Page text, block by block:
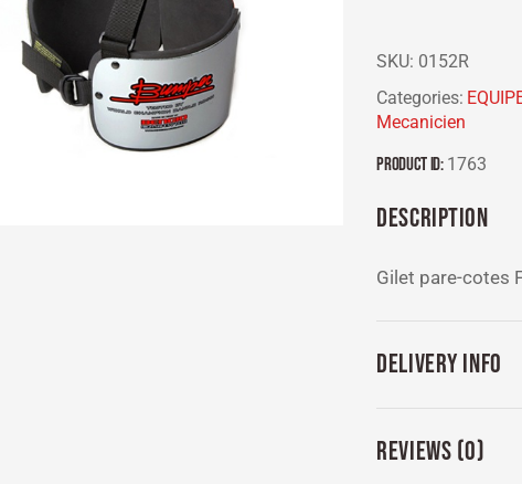
SKU: 0152R
Categories:
Mecanicien
Product ID: 1763
DESCRIPTION
Gilet pare-cotes
DELIVERY INFO
REVIEWS (0)